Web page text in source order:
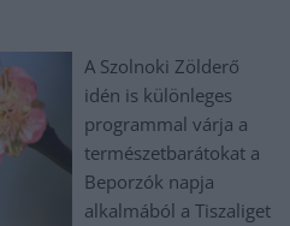
A Szolnoki Zölderő
idén is különleges
programmal várja a
természetbarátokat a
Beporzók napja
alkalmából a Tiszaliget